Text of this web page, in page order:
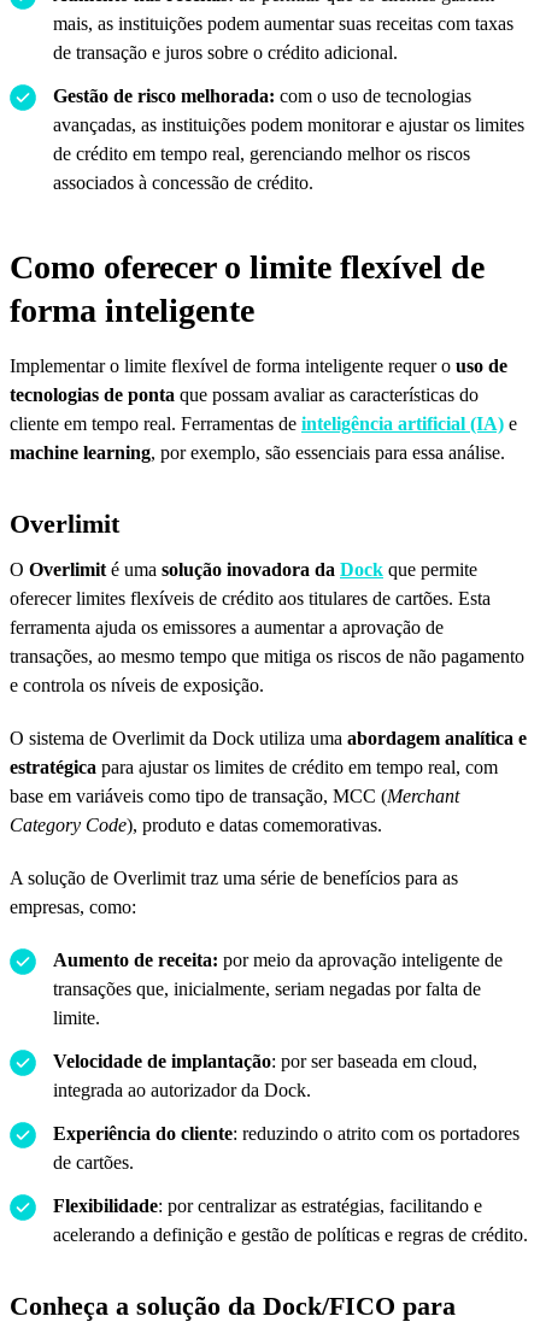
mais, as instituições podem aumentar suas receitas com taxas
de transação e juros sobre o crédito adicional.
Gestão de risco melhorada: com o uso de tecnologias
avançadas, as instituições podem monitorar e ajustar os limites
de crédito em tempo real, gerenciando melhor os riscos
associados à concessão de crédito.
Como oferecer o limite flexível de
forma inteligente
Implementar o limite flexível de forma inteligente requer o uso de
tecnologias de ponta que possam avaliar as características do
cliente em tempo real. Ferramentas de inteligência artificial (IA) e
machine learning, por exemplo, são essenciais para essa análise.
Overlimit
O Overlimit é uma solução inovadora da Dock que permite
oferecer limites flexíveis de crédito aos titulares de cartões. Esta
ferramenta ajuda os emissores a aumentar a aprovação de
transações, ao mesmo tempo que mitiga os riscos de não pagamento
e controla os níveis de exposição.
O sistema de Overlimit da Dock utiliza uma abordagem analítica e
estratégica para ajustar os limites de crédito em tempo real, com
base em variáveis como tipo de transação, MCC (Merchant
Category Code), produto e datas comemorativas.
A solução de Overlimit traz uma série de benefícios para as
empresas, como:
Aumento de receita: por meio da aprovação inteligente de
transações que, inicialmente, seriam negadas por falta de
limite.
Velocidade de implantação: por ser baseada em cloud,
integrada ao autorizador da Dock.
Experiência do cliente: reduzindo o atrito com os portadores
de cartões.
Flexibilidade: por centralizar as estratégias, facilitando e
acelerando a definição e gestão de políticas e regras de crédito.
Conheça a solução da Dock/FICO para